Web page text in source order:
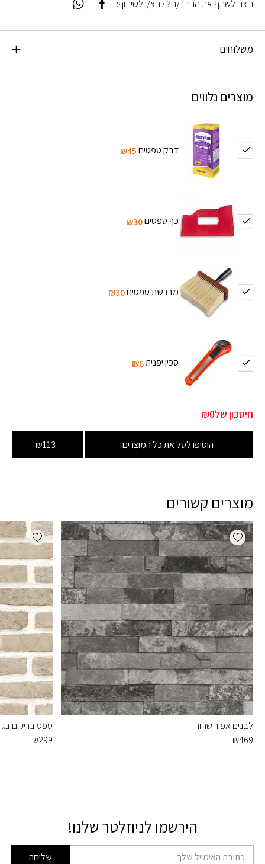
משלוחים
מוצרים נלווים
דבק טפטים₪45
כף טפטים₪30
מברשת טפטים₪30
סכין יפנית₪8
חיסכון של₪0
הוסיפו לסל את כל המוצרים ₪113
רוצה לשתף את החבר/ה? לחצ/י לשיתוף:
מוצרים קשורים
Add wishlist
לבנים אפור שחור
₪469
wishlist
טפט בריקים
₪299
הירשמו לניוזלטר שלנו!
דוא׳׳ל שליחה